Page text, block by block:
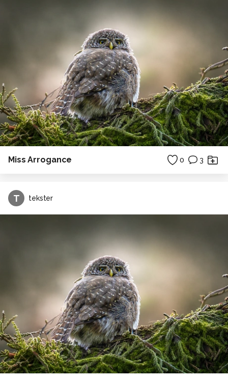
Miss Arrogance 0 3
T tekster